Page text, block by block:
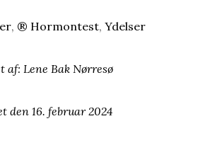
, ® Hormontest, Ydelser
af: Lene Bak Nørresø
den16. februar 2024